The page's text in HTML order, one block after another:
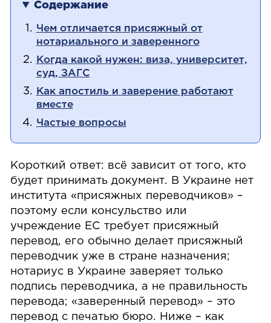
Содержание
Чем отличается присяжный от
нотариального и заверенного
Когда какой нужен: виза, университет,
суд, ЗАГС
Как апостиль и заверение работают
вместе
Частые вопросы
Короткий ответ: всё зависит от того, кто
будет принимать документ. В Украине нет
института «присяжных переводчиков» –
поэтому если консульство или
учреждение ЕС требует присяжный
перевод, его обычно делает присяжный
переводчик уже в стране назначения;
нотариус в Украине заверяет только
подпись переводчика, а не правильность
перевода; «заверенный перевод» – это
перевод с печатью бюро. Ниже – как